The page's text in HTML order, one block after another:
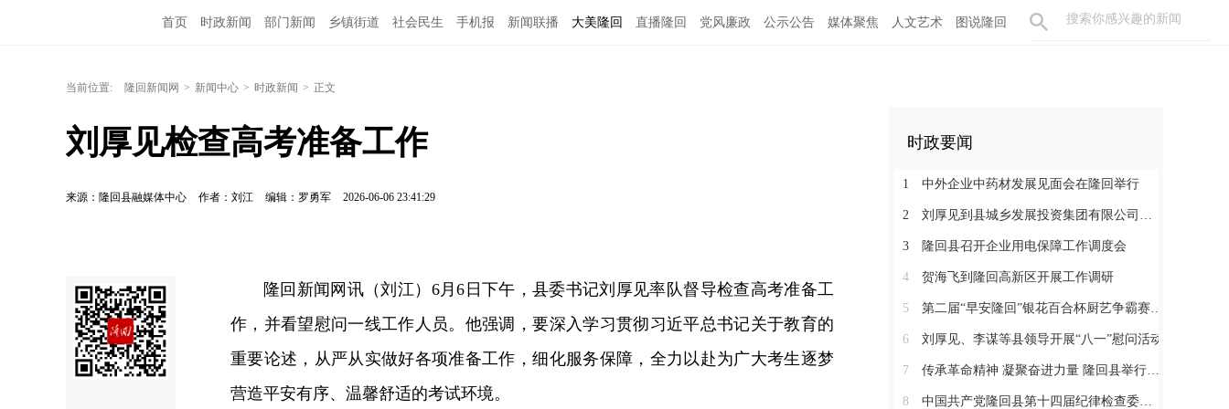
首页 时政新闻 部门新闻 乡镇街道 社会民生 手机报 新闻联播 大美隆回 直播隆回 党风廉政 公示公告 媒体聚焦 人文艺术 图说隆回
当前位置: 隆回新闻网 > 新闻中心 > 时政新闻 > 正文
刘厚见检查高考准备工作
来源：隆回县融媒体中心 作者：刘江 编辑：罗勇军 2026-06-06 23:41:29
隆回新闻网讯（刘江）6月6日下午，县委书记刘厚见率队督导检查高考准备工
作，并看望慰问一线工作人员。他强调，要深入学习贯彻习近平总书记关于教育的
重要论述，从严从实做好各项准备工作，细化服务保障，全力以赴为广大考生逐梦
营造平安有序、温馨舒适的考试环境。
时政要闻
1 中外企业中药材发展见面会在隆回举行
2 刘厚见到县城乡发展投资集团有限公司调研
3 隆回县召开企业用电保障工作调度会
4 贺海飞到隆回高新区开展工作调研
5 第二届“早安隆回”银花百合杯厨艺争霸赛启动
6 刘厚见、李谋等县领导开展“八一”慰问活动
7 传承革命精神 凝聚奋进力量 隆回县举行纪念红军长征胜利90周年活动
8 中国共产党隆回县第十四届纪律检查委员会举行第一次全体会议